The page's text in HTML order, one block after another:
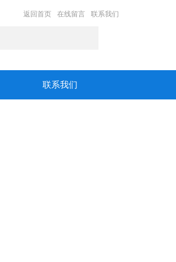
返回首页 在线留言 联系我们
联系我们